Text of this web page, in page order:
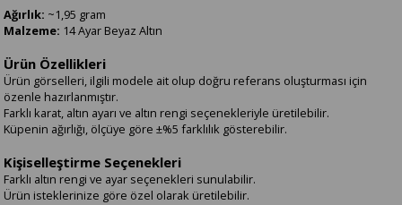
Ağırlık: ~1,95 gram
Malzeme: 14 Ayar Beyaz Altın
Ürün Özellikleri
Ürün görselleri, ilgili modele ait olup doğru referans oluşturması için
özenle hazırlanmıştır.
Farklı karat, altın ayarı ve altın rengi seçenekleriyle üretilebilir.
Küpenin ağırlığı, ölçüye göre ±%5 farklılık gösterebilir.
Kişiselleştirme Seçenekleri
Farklı altın rengi ve ayar seçenekleri sunulabilir.
Ürün isteklerinize göre özel olarak üretilebilir.